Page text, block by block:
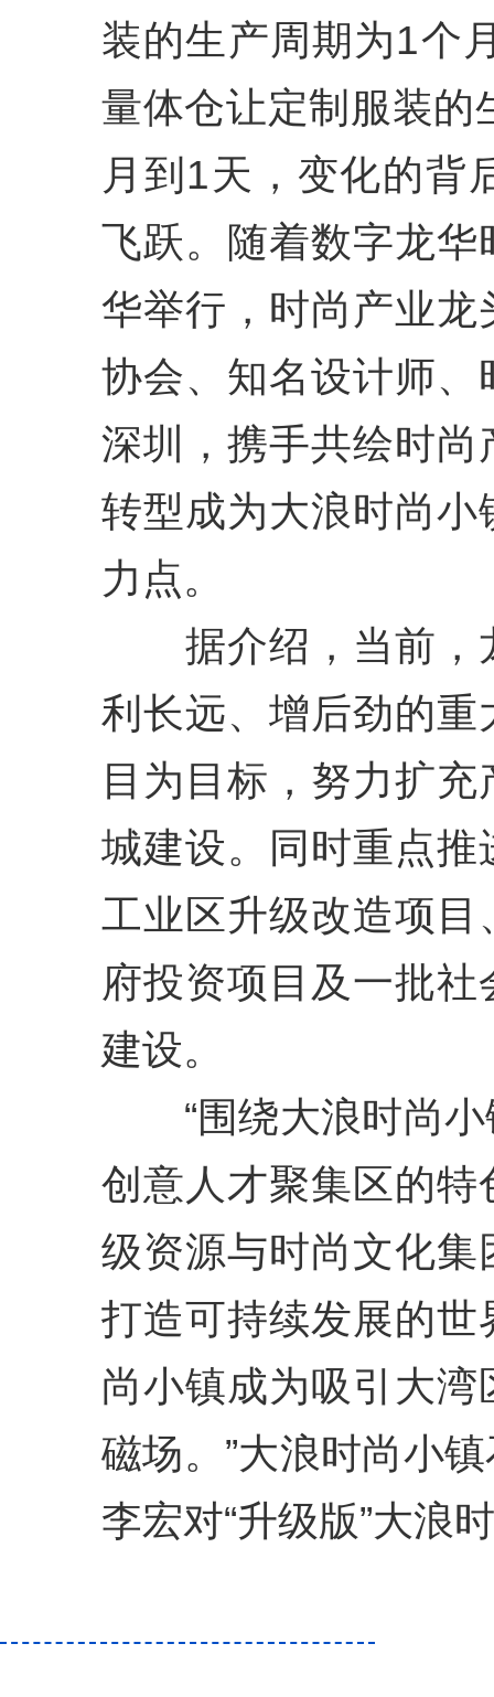
装的生产周期为1个
量体仓让定制服装的
月到1天，变化的背
飞跃。随着数字龙
华举行，时尚产业
协会、知名设计师
深圳，携手共绘时
转型成为大浪时尚
力点。
据介绍，当前，
利长远、增后劲的
目为目标，努力扩
城建设。同时重点
工业区升级改造项
府投资项目及一批
建设。
“围绕大浪时尚小
创意人才聚集区的
级资源与时尚文化
打造可持续发展的
尚小镇成为吸引大
磁场。”大浪时尚小
李宏对“升级版”大浪